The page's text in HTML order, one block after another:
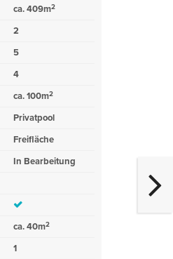
ca. 409m2
2
5
4
ca. 100m2
Privatpool
Freifläche
In Bearbeitung
ca. 40m2
1